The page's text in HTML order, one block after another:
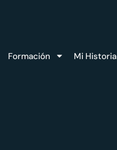
Formación Mi Historia